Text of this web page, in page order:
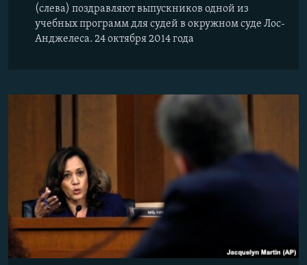
(слева) поздравляют выпускников одной из
учебных программ для судей в окружном суде Лос-
Анджелеса. 24 октября 2014 года